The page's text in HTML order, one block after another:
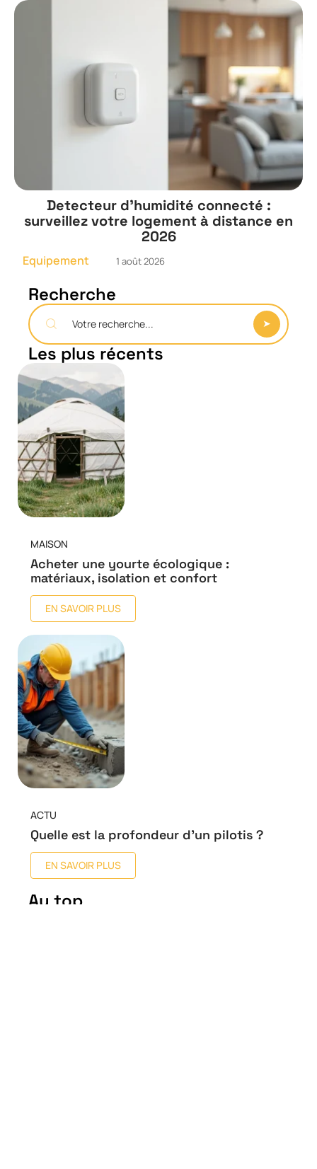
Detecteur d’humidité connecté :
surveillez votre logement à distance en
2026
Equipement 1 août 2026
Recherche
Les plus récents
MAISON
Acheter une yourte écologique :
matériaux, isolation et confort
EN SAVOIR PLUS
ACTU
Quelle est la profondeur d’un pilotis ?
EN SAVOIR PLUS
Au top